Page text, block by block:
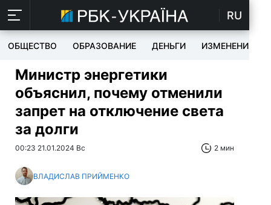
RU
ОБЩЕСТВО ОБРАЗОВАНИЕ ДЕНЬГИ ИЗМЕНЕНИЯ
Министр энергетики
объяснил, почему отменили
запрет на отключение света
за долги
00:23 21.01.2024 Вс 2 мин
ВЛАДИСЛАВ ПРИЙМЕНКО